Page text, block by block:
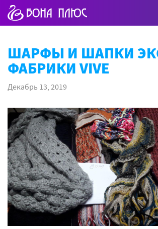
ШАРФЫ И ШАПКИ
ФАБРИКИ VIVE
Декабрь 13, 2019